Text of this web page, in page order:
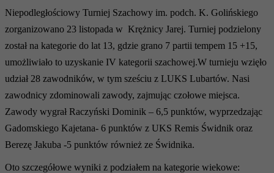
Niepodległościowy Turniej Szachowy im. podch. K. Golińskiego
zorganizowano 23 listopada w Krężnicy Jarej. Turniej podzielony
został na kategorie do lat 13, gdzie grano 7 partii tempem 15 +15,
umożliwiało to uzyskanie IV kategorii szachowej.W turnieju wzięło
udział 28 zawodników, w tym sześciu z LUKS Lubartów. Nasi
zawodnicy zdominowali zawody, zajmując czołowe miejsca.
Zawody wygrał Raczyński Dominik – 6,5 punktów, wyprzedzając
Gadomskiego Kajetana- 6 punktów z UKS Remis Świdnik oraz
Berezę Jakuba -5 punktów również ze Świdnika.
Oto szczegółowe wyniki z podziałem na kategorie wiekowe: